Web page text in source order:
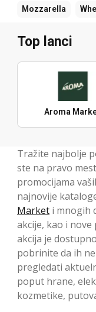
Mozzarella
Top lanci
Aroma
Tražite najbolje
ste na pravo
promocijama
najnovije
Market i mnogih
akcije, kao i
akcija je
pobrinite da ih
pregledati
poput hrane,
kozmetike,